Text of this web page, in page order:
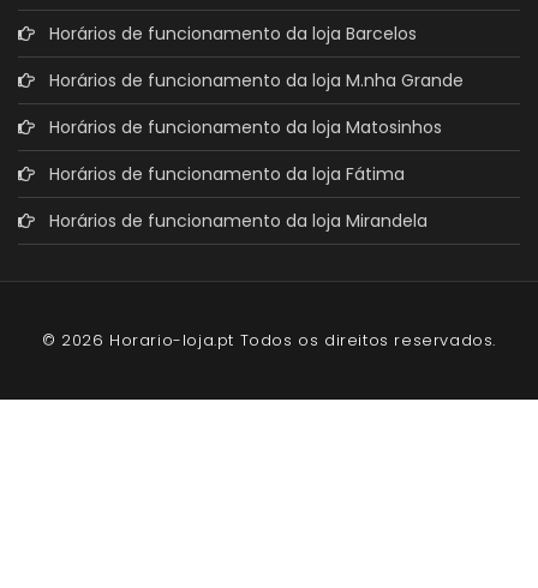
Horários de funcionamento da loja Barcelos
Horários de funcionamento da loja M.nha Grande
Horários de funcionamento da loja Matosinhos
Horários de funcionamento da loja Fátima
Horários de funcionamento da loja Mirandela
© 2026 Horario-loja.pt Todos os direitos reservados.